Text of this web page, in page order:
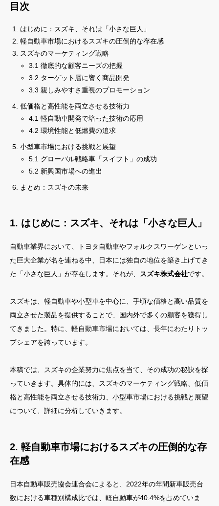
目次
はじめに：スズキ、それは「小さな巨人」
軽自動車市場におけるスズキの圧倒的な存在感
スズキのマーケティング戦略
3.1 徹底的な顧客ニーズの把握
3.2 ターゲット層に響く商品開発
3.3 親しみやすさ重視のプロモーション
低価格と高性能を両立させる技術力
4.1 軽自動車開発で培った技術の応用
4.2 環境性能と低燃費の追求
小型車市場における挑戦と展望
5.1 グローバル戦略車「スイフト」の成功
5.2 新興国市場への進出
まとめ：スズキの未来
1. はじめに：スズキ、それは「小さな巨人」
自動車業界において、トヨタ自動車やフォルクスワーゲンといっ
た巨大企業が名を連ねる中、日本には独自の地位を築き上げてき
た「小さな巨人」が存在します。それが、
スズキ株式会社です。
スズキは、軽自動車や小型車を中心に、手頃な価格と高い品質を
両立させた製品を提供することで、国内外で多くの顧客を獲得し
てきました。特に、軽自動車市場においては、長年にわたりトッ
プシェアを誇っています。
本稿では、スズキの企業努力に焦点を当て、その成功の秘訣を探
っていきます。具体的には、スズキのマーケティング戦略、低価
格と高性能を両立させる技術力、小型車市場における挑戦と展望
について、詳細に分析していきます。
2. 軽自動車市場におけるスズキの圧倒的な存
在感
日本自動車販売協会連合会によると、2022年の年間新車販売台
数における車種別構成比では、軽自動車が40.4%を占めていま
プライバシーポリシー